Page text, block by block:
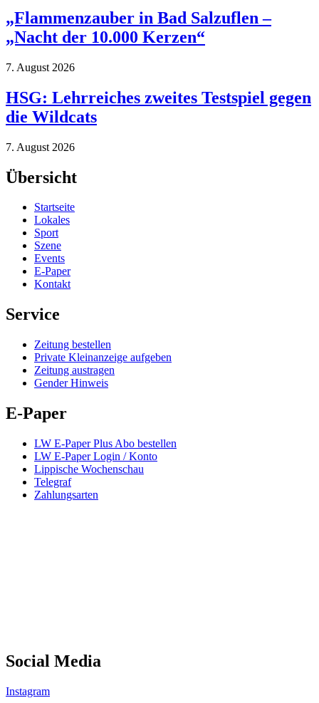
„Flammenzauber in Bad Salzuflen –
„Nacht der 10.000 Kerzen“
7. August 2026
HSG: Lehrreiches zweites Testspiel gegen
die Wildcats
7. August 2026
Übersicht
Startseite
Lokales
Sport
Szene
Events
E-Paper
Kontakt
Service
Zeitung bestellen
Private Kleinanzeige aufgeben
Zeitung austragen
Gender Hinweis
E-Paper
LW E-Paper Plus Abo bestellen
LW E-Paper Login / Konto
Lippische Wochenschau
Telegraf
Zahlungsarten
Social Media
Instagram